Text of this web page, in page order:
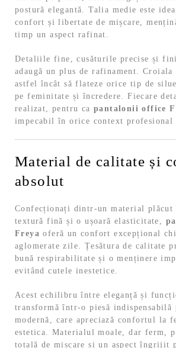
postură elegantă. Talia medie este
confort și libertate de mișcare,
timp un aspect rafinat.
Detaliile fine, cusăturile precise și
adaugă un plus de rafinament. Croiala
astfel încât să flateze orice tip de
pe feminitate și încredere. Fiecare
realizat, pentru capantalonii office
impecabil în orice context profesional
Material de calitate și
absolut
Confecționați dintr-un material plăcut
textură fină și o ușoară elasticitate,
Freya oferă un confort excepțional
aglomerate zile. Țesătura de calitate
bună respirabilitate și o menținere
evitând cutele inestetice.
Acest echilibru între eleganță și
transformă într-o piesă indispensabilă
modernă, care apreciază confortul la
estetica. Materialul moale, dar ferm,
totală de mișcare și un aspect îngrijit